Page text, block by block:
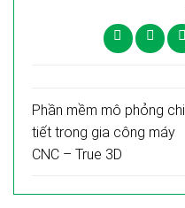
Phần mềm mô phỏng chi
tiết trong gia công máy
CNC – True 3D